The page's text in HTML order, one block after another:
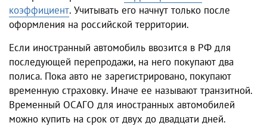
коэффициент. Учитывать его начнут только после
оформления на российской территории.
Если иностранный автомобиль ввозится в РФ для
последующей перепродажи, на него покупают два
полиса. Пока авто не зарегистрировано, покупают
временную страховку. Иначе ее называют транзитной.
Временный ОСАГО для иностранных автомобилей
можно купить на срок от двух до двадцати дней.